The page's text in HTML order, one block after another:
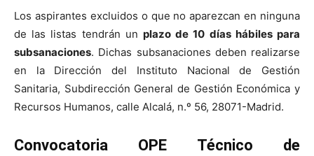
Los aspirantes excluidos o que no aparezcan en ninguna
de las listas tendrán un plazo de 10 días hábiles para
subsanaciones. Dichas subsanaciones deben realizarse
en la Dirección del Instituto Nacional de Gestión
Sanitaria, Subdirección General de Gestión Económica y
Recursos Humanos, calle Alcalá, n.º 56, 28071-Madrid.
Convocatoria OPE Técnico de